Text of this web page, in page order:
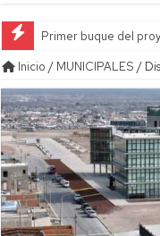
Primer buque del
Inicio / MUNICIPALES /